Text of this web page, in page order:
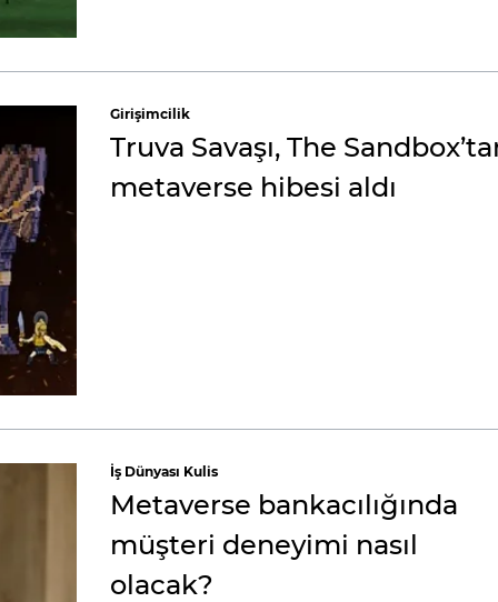
Girişimcilik
Truva Savaşı, The
metaverse hibesi aldı
İş Dünyası Kulis
Metaverse bankacılığında
müşteri deneyimi nasıl
olacak?